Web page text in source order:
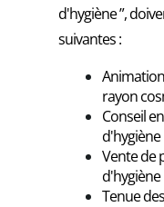
d'hygiène ”,
suivantes :
rayon
Conseil
d'hygiène
Vente de
d'hygiène
Tenue